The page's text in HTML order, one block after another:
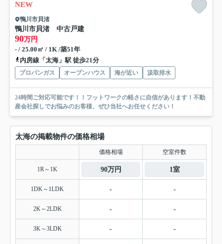
NEW
鴨川市貝渚
鴨川市貝渚 中古戸建
90万円
- / 25.00㎡ / 1K /築51年
内房線「太海」駅 徒歩21分
プロパンガス オープンハウス 海が近い 汲取排水
24時間ご対応可能です！！フットワークの軽さに自信があります！不動
産会社探しでお悩みのお客様、ぜひ当社へお任せください！
太海の掲載物件の価格相場
価格相場 空室件数
1R～1K 90万円 1室
1DK～1LDK - -
2K～2LDK - -
3K～3LDK - -